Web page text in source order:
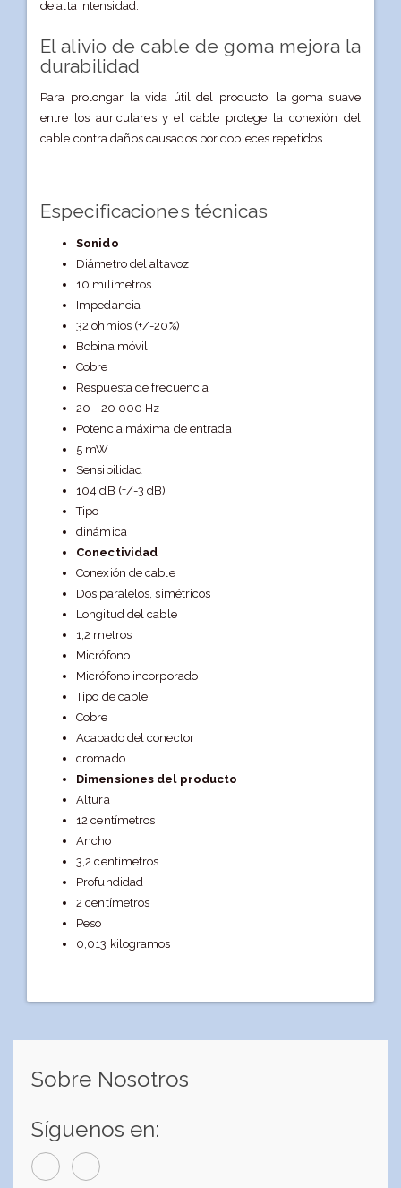
de alta intensidad.
El alivio de cable de goma mejora la
durabilidad
Para prolongar la vida útil del producto, la goma suave
entre los auriculares y el cable protege la conexión del
cable contra daños causados ​​por dobleces repetidos.
Especificaciones técnicas
Sonido
Diámetro del altavoz
10 milímetros
Impedancia
32 ohmios (+/-20%)
Bobina móvil
Cobre
Respuesta de frecuencia
20 - 20 000 Hz
Potencia máxima de entrada
5 mW
Sensibilidad
104 dB (+/-3 dB)
Tipo
dinámica
Conectividad
Conexión de cable
Dos paralelos, simétricos
Longitud del cable
1,2 metros
Micrófono
Micrófono incorporado
Tipo de cable
Cobre
Acabado del conector
cromado
Dimensiones del producto
Altura
12 centímetros
Ancho
3,2 centímetros
Profundidad
2 centímetros
Peso
0,013 kilogramos
Sobre Nosotros
Síguenos en: